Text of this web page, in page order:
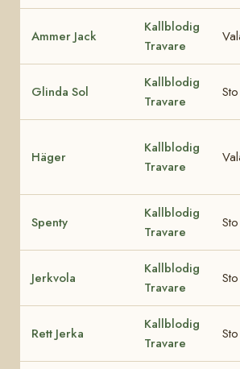
Ammer Jack
Kallblodig
Travare
Glinda Sol
Kallblodig
Travare
Sto
Häger
Kallblodig
Travare
Spenty
Kallblodig
Travare
Sto
Jerkvola
Kallblodig
Travare
Sto
Rett Jerka
Kallblodig
Travare
Sto